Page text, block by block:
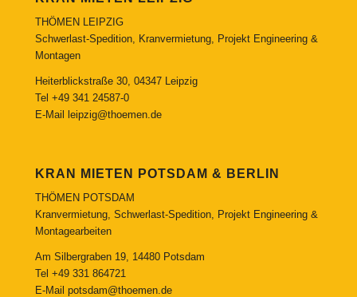
THÖMEN LEIPZIG
Schwerlast-Spedition, Kranvermietung, Projekt Engineering &
Montagen
Heiterblickstraße 30, 04347 Leipzig
Tel +49 341 24587-0
E-Mail
leipzig@thoemen.de
KRAN MIETEN POTSDAM & BERLIN
THÖMEN POTSDAM
Kranvermietung, Schwerlast-Spedition, Projekt Engineering &
Montagearbeiten
Am Silbergraben 19, 14480 Potsdam
Tel +49 331 864721
E-Mail potsdam@thoemen.de